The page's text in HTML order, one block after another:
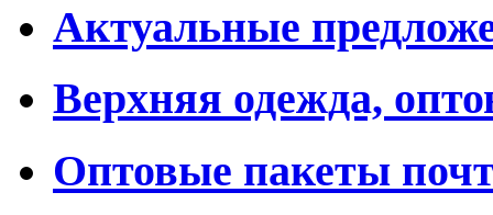
Актуальные
Верхняя одежда,
Оптовые пакеты